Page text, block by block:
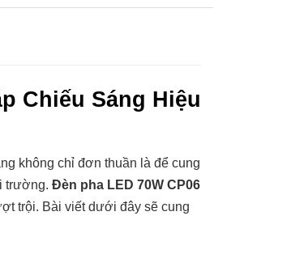
Chiếu Sáng Hiệu
không chỉ đơn thuần là để cung
trường. Đèn pha LED 70W CP06
trội. Bài viết dưới đây sẽ cung